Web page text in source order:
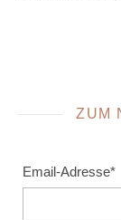
ZUM
Email-Adresse*